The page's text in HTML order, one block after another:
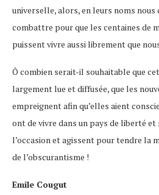
universelle, alors, en leurs noms nous
combattre pour que les centaines de
puissent vivre aussi librement que
Ô combien serait-il souhaitable que
largement lue et diffusée, que les
empreignent afin qu’elles aient
ont de vivre dans un pays de liberté
l’occasion et agissent pour tendre la
de l’obscurantisme !
Emile Cougut